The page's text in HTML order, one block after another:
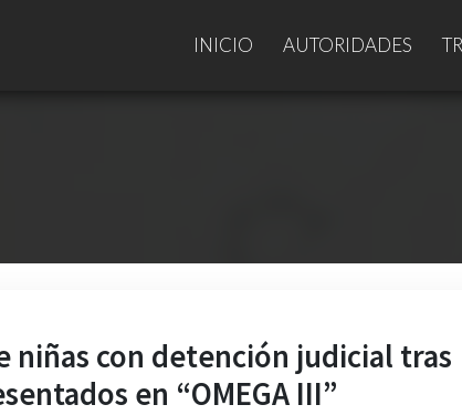
INICIO AUTORIDADES
niñas con detención judicial tras
en “OMEGA III”